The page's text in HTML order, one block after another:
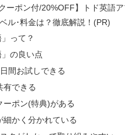
ーポン付/20%OFF】トド英語
ル･料金は？徹底解説！(PR)
」って？
」の良い点
間お試しできる
有できる
ーポン(特典)がある
細かく分かれている